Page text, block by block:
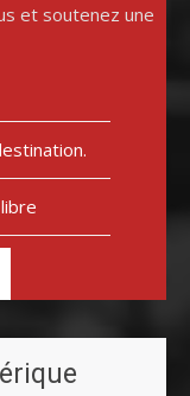
et soutenez une